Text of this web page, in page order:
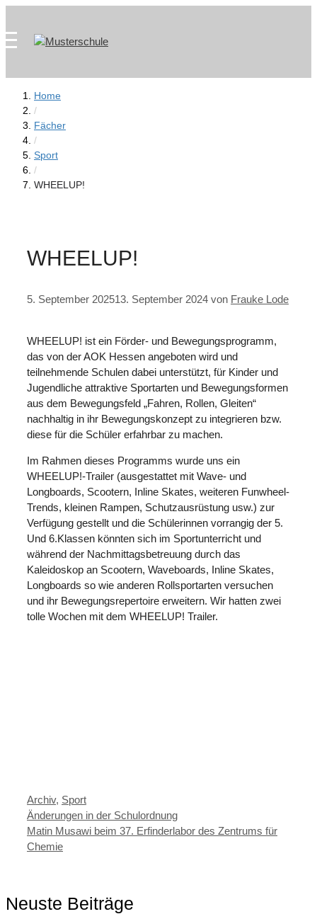
springen
content
Home
/
Fächer
/
Sport
/
WHEELUP!
WHEELUP!
5. September 202513. September 2024 von Frauke Lode
WHEELUP! ist ein Förder- und Bewegungsprogramm,
das von der AOK Hessen angeboten wird und
teilnehmende Schulen dabei unterstützt, für Kinder und
Jugendliche attraktive Sportarten und Bewegungsformen
aus dem Bewegungsfeld „Fahren, Rollen, Gleiten“
nachhaltig in ihr Bewegungskonzept zu integrieren bzw.
diese für die Schüler erfahrbar zu machen.
Im Rahmen dieses Programms wurde uns ein
WHEELUP!-Trailer (ausgestattet mit Wave- und
Longboards, Scootern, Inline Skates, weiteren Funwheel-
Trends, kleinen Rampen, Schutzausrüstung usw.) zur
Verfügung gestellt und die Schülerinnen vorrangig der 5.
Und 6.Klassen könnten sich im Sportunterricht und
während der Nachmittagsbetreuung durch das
Kaleidoskop an Scootern, Waveboards, Inline Skates,
Longboards so wie anderen Rollsportarten versuchen
und ihr Bewegungsrepertoire erweitern. Wir hatten zwei
tolle Wochen mit dem WHEELUP! Trailer.
Kategorien
Archiv, Sport
Änderungen in der Schulordnung
Matin Musawi beim 37. Erfinderlabor des Zentrums für
Chemie
Neuste Beiträge